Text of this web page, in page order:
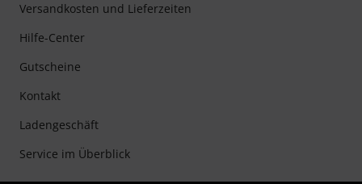
Versandkosten und Lieferzeiten
Hilfe-Center
Gutscheine
Kontakt
Ladengeschäft
Service im Überblick